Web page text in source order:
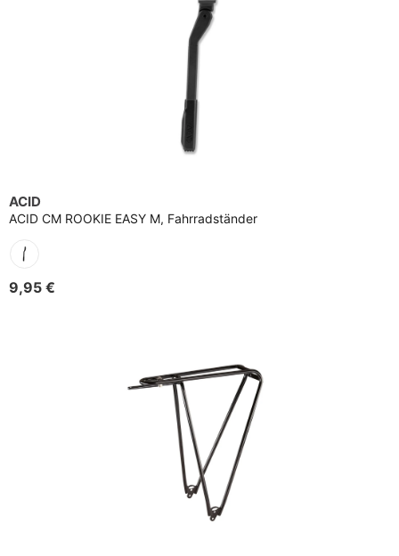
ACID
ACID CM ROOKIE EASY M, Fahrradständer
9,95 €